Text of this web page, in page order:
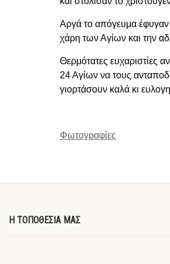
Αργά το απόγευμα έφυγαν
χάρη των Αγίων και την
Θερμότατες ευχαριστίες
24 Αγίων να τους
γιορτάσουν καλά κι
Φωτογραφίες
Η ΤΟΠΟΘΕΣΙΑ ΜΑΣ